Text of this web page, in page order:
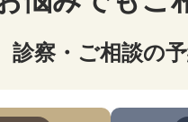
診察・ご相談の